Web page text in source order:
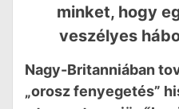
minket, hogy
veszélyes
Nagy-Britanniában
„orosz fenyegetés”